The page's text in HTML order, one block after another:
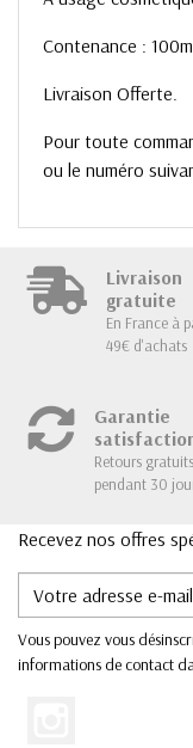
Contenance :
Livraison Offerte.
Pour toute
ou le numéro
Livraison
gratuite
En France à
49€ d'achats
Garantie
Retours gratuits
pendant 30
Recevez nos offres
Vous pouvez vous
informations de contact